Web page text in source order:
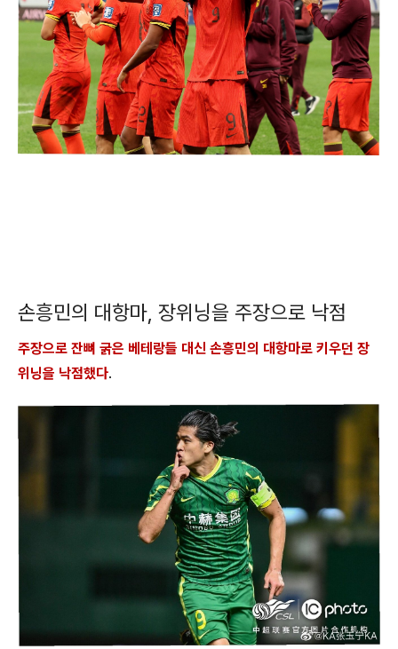
손흥민의 대항마, 장위닝을 주장으로 낙점
주장으로 잔뼈 굵은 베테랑들 대신 손흥민의 대항마로 키우던 장
위닝을 낙점했다.